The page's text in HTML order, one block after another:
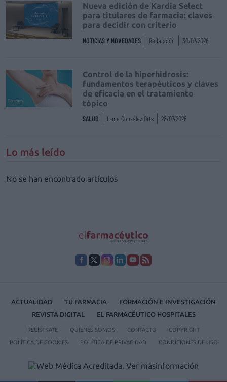
Nueva edición de Kardia Select
para titulares de farmacia: claves
para decidir con criterio
NOTICIAS Y NOVEDADES Redacción 30/07/2026
Control de la hiperhidrosis:
fundamentos terapéuticos y claves
de eficacia en el tratamiento
tópico
SALUD Irene González Orts 28/07/2026
Lo más leído
No se han encontrado artículos
ACTUALIDAD TU FARMACIA
FORMACIÓN E INVESTIGACIÓN
REVISTA DIGITAL
EL FARMACÉUTICO HOSPITALES
REGÍSTRATE QUIÉNES SOMOS CONTACTO COPYRIGHT
POLÍTICA DE COOKIES POLÍTICA DE PRIVACIDAD CONDICIONES DE USO